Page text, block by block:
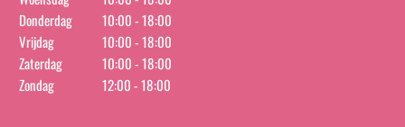
Donderdag
10:00 - 18:00
Vrijdag
10:00 - 18:00
Zaterdag
10:00 - 18:00
Zondag
12:00 - 18:00